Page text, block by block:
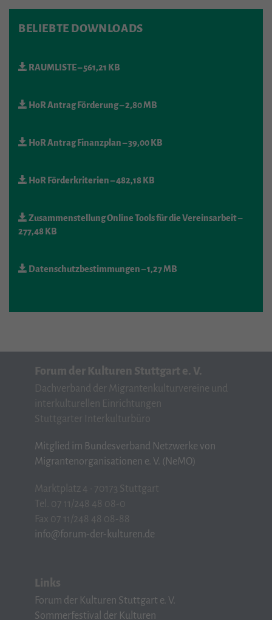
BELIEBTE DOWNLOADS
RAUMLISTE– 561,21 KB
HoR Antrag Förderung– 2,80 MB
HoR Antrag Finanzplan– 39,00 KB
HoR Förderkriterien– 482,18 KB
Zusammenstellung Online Tools für die Vereinsarbeit–
277,48 KB
Datenschutzbestimmungen– 1,27 MB
Forum der Kulturen Stuttgart e. V.
Dachverband der Migrantenkulturvereine und
interkulturellen Einrichtungen
Stuttgarter Interkulturbüro
Mitglied im Bundesverband Netzwerke von
Migrantenorganisationen e. V. (NeMO)
Marktplatz 4 · 70173 Stuttgart
Tel. 07 11/248 48 08-0
Fax 07 11/248 48 08-88
info@forum-der-kulturen.de
Links
Forum der Kulturen Stuttgart e. V.
Sommerfestival der Kulturen